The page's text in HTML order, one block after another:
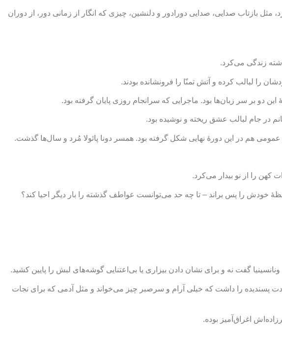
مثل بازتاب صدایی، صدایی دورادور و دلنشین، چیزی که انگار از زمانی دور، از دوران
زندگی می‌کرد.
را لبالب کرده و آتش تمنّا را فرونشانده بودند.
دو بر سر زبان‌ها بود. ماجرایی که سرانجام روزی پایان گرفته بود.
در جام لبالب عشق ریخته و نوشیده بود.
هم در این دورۀ نهایی شکل گرفته بود. همسر دونا پائولا مُرد و سال‌ها گذشت.
کهن را از نو بیدار می‌کرد.
خودش را پس براند – تا چه حد می‌توانست عواطف گذشته را بار دیگر احیا کند؟
گفت نه و برای نشان دادن بیزاری یا بی‌اعتنایی گوشه‌های لبش را پایین کشید.
پسندیده را داشت که خیلی آرام و سرصبر چیز می‌خواند و مثل آدمی که برای نجات
اغراق‌آمیز بوده.